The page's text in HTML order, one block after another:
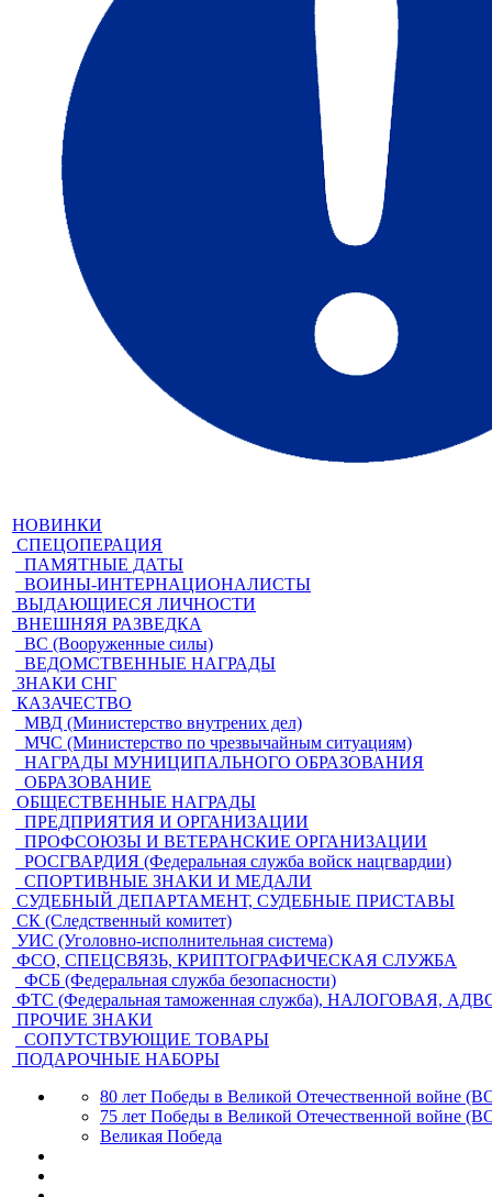
НОВИНКИ
СПЕЦОПЕРАЦИЯ
ПАМЯТНЫЕ ДАТЫ
ВОИНЫ-ИНТЕРНАЦИОНАЛИСТЫ
ВЫДАЮЩИЕСЯ ЛИЧНОСТИ
ВНЕШНЯЯ РАЗВЕДКА
ВС (Вооруженные силы)
ВЕДОМСТВЕННЫЕ НАГРАДЫ
ЗНАКИ СНГ
КАЗАЧЕСТВО
МВД (Министерство внутрених дел)
МЧС (Министерство по чрезвычайным ситуациям)
НАГРАДЫ МУНИЦИПАЛЬНОГО ОБРАЗОВАНИЯ
ОБРАЗОВАНИЕ
ОБЩЕСТВЕННЫЕ НАГРАДЫ
ПРЕДПРИЯТИЯ И ОРГАНИЗАЦИИ
ПРОФСОЮЗЫ И ВЕТЕРАНСКИЕ ОРГАНИЗАЦИИ
РОСГВАРДИЯ (Федеральная служба войск нацгвардии)
СПОРТИВНЫЕ ЗНАКИ И МЕДАЛИ
СУДЕБНЫЙ ДЕПАРТАМЕНТ, СУДЕБНЫЕ ПРИСТАВЫ
СК (Следственный комитет)
УИС (Уголовно-исполнительная система)
ФСО, СПЕЦСВЯЗЬ, КРИПТОГРАФИЧЕСКАЯ СЛУЖБА
ФСБ (Федеральная служба безопасности)
ФТС (Федеральная таможенная служба), НАЛОГОВАЯ,
ПРОЧИЕ ЗНАКИ
СОПУТСТВУЮЩИЕ ТОВАРЫ
ПОДАРОЧНЫЕ НАБОРЫ
80 лет Победы в Великой Отечественной войне
75 лет Победы в Великой Отечественной войне
Великая Победа